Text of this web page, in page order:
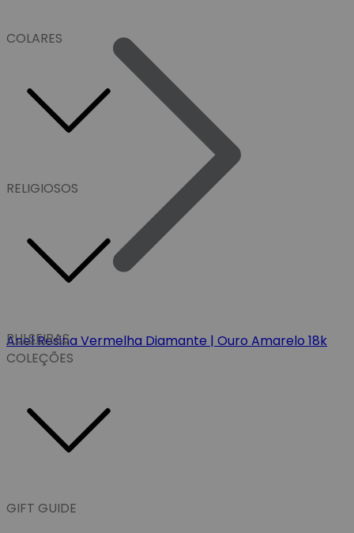
COLARES
RELIGIOSOS
PULSEIRAS
COLEÇÕES
GIFT GUIDE
Anel Resina Vermelha Diamante | Ouro Amarelo 18k